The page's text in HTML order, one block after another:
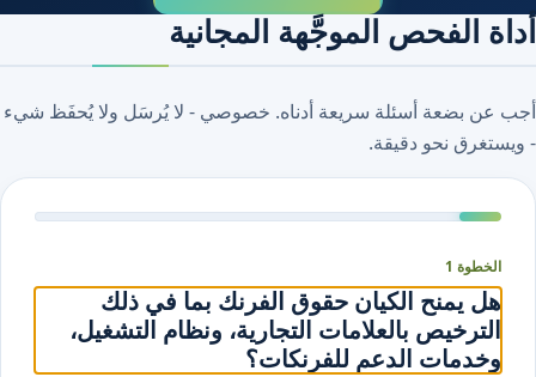
أداة الفحص الموجَّهة المجانية
أجب عن بضعة أسئلة سريعة أدناه. خصوصي - لا يُرسَل ولا يُحفَظ شيء
- ويستغرق نحو دقيقة.
الخطوة 1
هل يمنح الكيان حقوق الفرنك بما في ذلك
الترخيص بالعلامات التجارية، ونظام التشغيل،
وخدمات الدعم للفرنكات؟